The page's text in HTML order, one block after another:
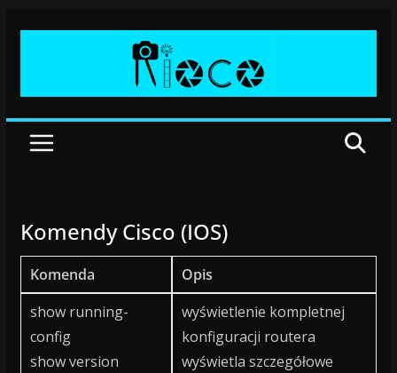
Komendy Cisco (IOS)
Komenda
Opis
show running-
config
show version
wyświetlenie kompletnej
konfiguracji routera
wyświetla szczegółowe